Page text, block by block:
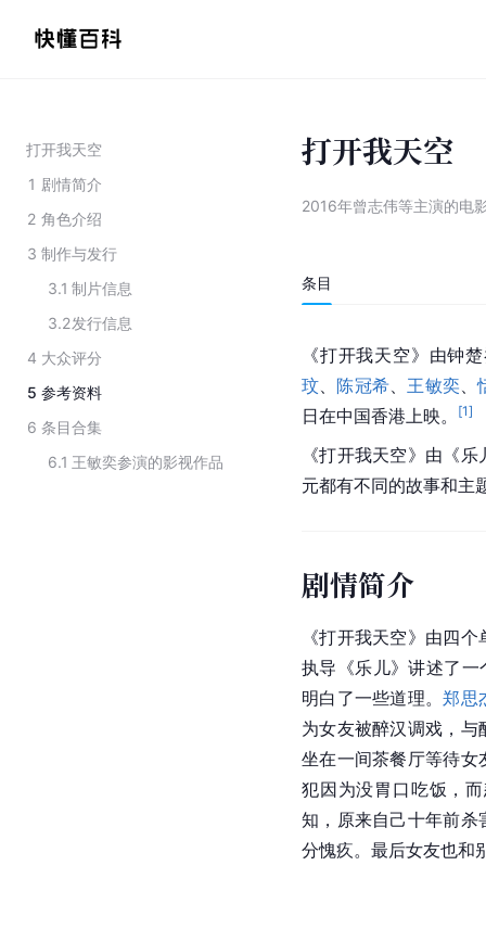
打开我天空
1 剧情简介
2 角色介绍
3 制作与发行
3.1 制片信息
3.2发行信息
4 大众评分
5 参考资料
6 条目合集
6.1 王敏奕参演的影视作品
打开我天空
2016年曾志伟等主演的电
条目
《打开我天空》由钟
玟 、陈冠希 王敏奕 、
日在中国香港上映。
[1]
《打开我天空》由《
元都有不同的故事和主
剧情简介
《打开我天空》由四
执导《乐儿》讲述了一
明白了一些道理。郑思
为女友被醉汉调戏，
坐在一间茶餐厅等待女
犯因为没胃口吃饭，
知，原来自己十年前杀
分愧疚。最后女友也和